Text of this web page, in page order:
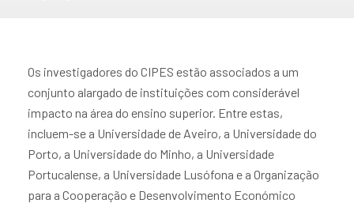
Os investigadores do CIPES estão associados a um
conjunto alargado de instituições com considerável
impacto na área do ensino superior. Entre estas,
incluem-se a Universidade de Aveiro, a Universidade do
Porto, a Universidade do Minho, a Universidade
Portucalense, a Universidade Lusófona e a Organização
para a Cooperação e Desenvolvimento Económico